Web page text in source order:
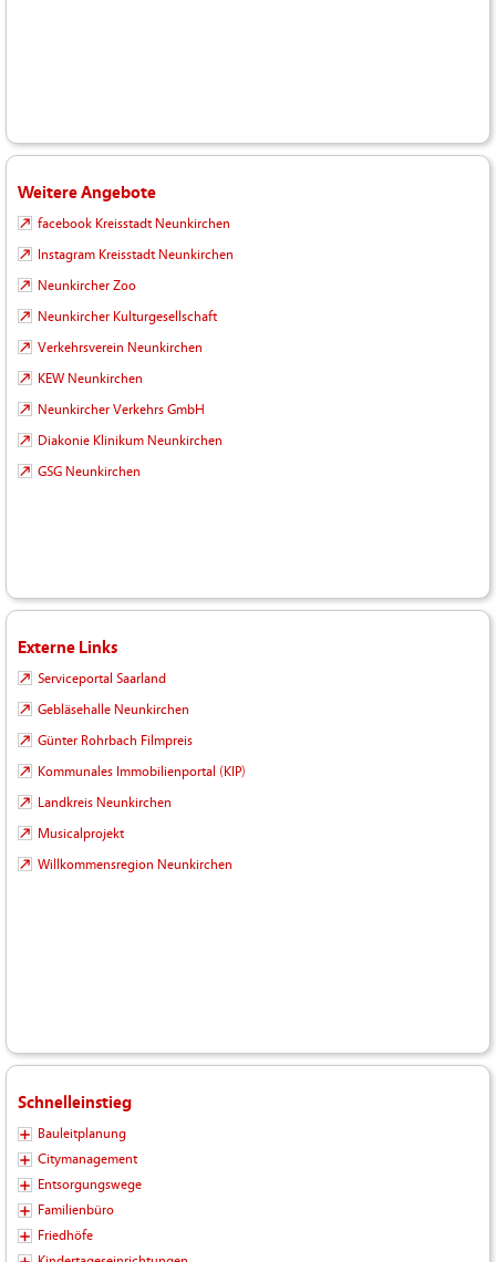
Weitere Angebote
facebook Kreisstadt Neunkirchen
Instagram Kreisstadt Neunkirchen
Neunkircher Zoo
Neunkircher Kulturgesellschaft
Verkehrsverein Neunkirchen
KEW Neunkirchen
Neunkircher Verkehrs GmbH
Diakonie Klinikum Neunkirchen
GSG Neunkirchen
Externe Links
Serviceportal Saarland
Gebläsehalle Neunkirchen
Günter Rohrbach Filmpreis
Kommunales Immobilienportal (KIP)
Landkreis Neunkirchen
Musicalprojekt
Willkommensregion Neunkirchen
Schnelleinstieg
Bauleitplanung
Citymanagement
Entsorgungswege
Familienbüro
Friedhöfe